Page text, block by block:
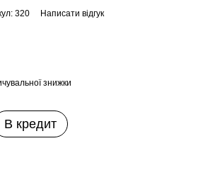
320 Написати відгук
знижки
В кредит